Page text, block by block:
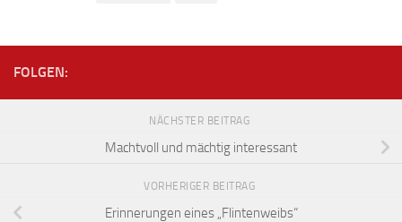
FOLGEN:
NÄCHSTER BEITRAG
Machtvoll und mächtig interessant
VORHERIGER BEITRAG
Erinnerungen eines „Flintenweibs“